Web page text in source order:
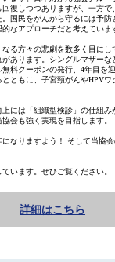
復しつつありますが、一方で
国民をがんから守るには予防
なアプローチだと考えていま
る方々の悲劇を数多く目にし
あります。シングルマザーな
料クーポンの発行、4年目を
ともに、子宮頸がんやHPVワ
には「組織型検診」の仕組み
会も強く実現を目指します。
なりますよう！ そして当協
います。ぜひご覧ください。
詳細はこちら